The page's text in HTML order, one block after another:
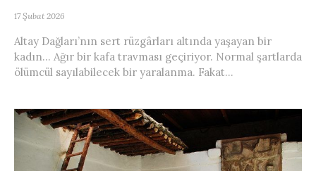
17 Şubat 2026
Altay Dağları’nın sert rüzgârları altında yaşayan bir
kadın… Ağır bir kafa travması geçiriyor. Normal şartlarda
ölümcül sayılabilecek bir yaralanma. Fakat...